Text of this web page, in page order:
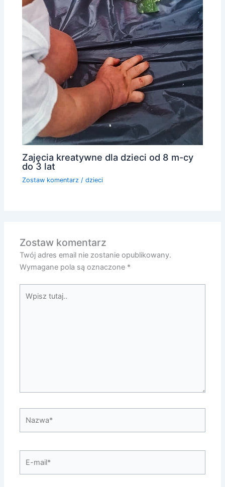
Zajęcia kreatywne dla dzieci od 8 m-cy
do 3 lat
Zostaw komentarz /dzieci
Zostaw komentarz
Twój adres email nie zostanie opublikowany.
Wymagane pola są oznaczone *
tutaj..
mail*